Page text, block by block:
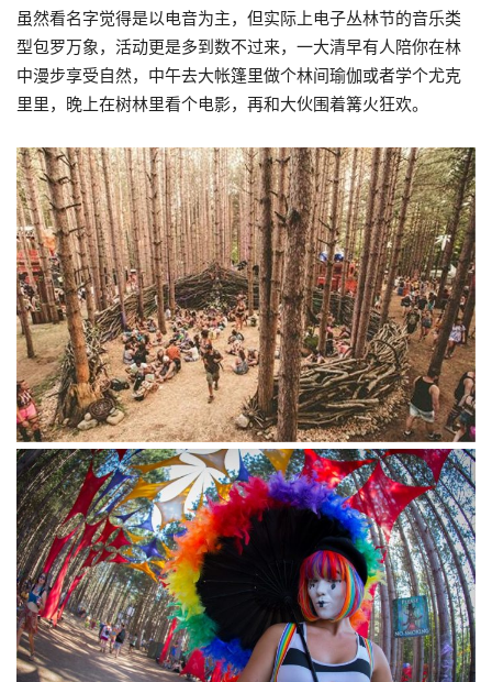
虽然看名字觉得是以电音为主，但实际上电子丛林节的音乐类
型包罗万象，活动更是多到数不过来，一大清早有人陪你在林
中漫步享受自然，中午去大帐篷里做个林间瑜伽或者学个尤克
里里，晚上在树林里看个电影，再和大伙围着篝火狂欢。